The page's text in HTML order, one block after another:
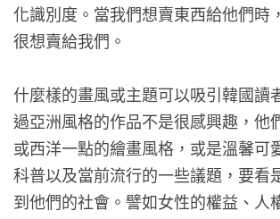
化識別度。當我們想賣東西給他們時
很想賣給我們。
什麼樣的畫風或主題可以吸引韓國讀
過亞洲風格的作品不是很感興趣，他
或西洋一點的繪畫風格，或是溫馨可
科普以及當前流行的一些議題，要看
到他們的社會。譬如女性的權益、人